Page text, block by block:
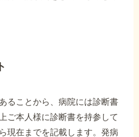
ることから、病院には診断書
ご本人様に診断書を持参して
現在までを記載します。発病